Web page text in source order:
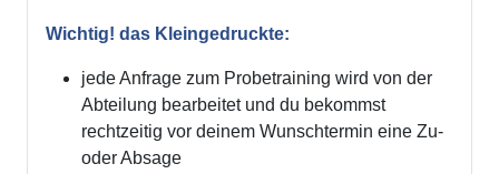
Wichtig! das Kleingedruckte:
jede Anfrage zum Probetraining wird von der
Abteilung bearbeitet und du bekommst
rechtzeitig vor deinem Wunschtermin eine Zu-
oder Absage